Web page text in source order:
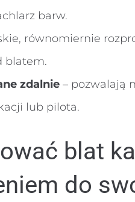
barw.
równomiernie
blatem.
zdalnie – pozwalają
lub pilota.
blat
do